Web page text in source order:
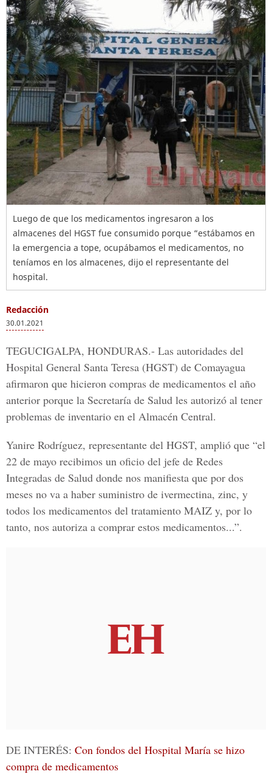
Luego de que los medicamentos ingresaron a los
almacenes del HGST fue consumido porque “estábamos en
la emergencia a tope, ocupábamos el medicamentos, no
teníamos en los almacenes, dijo el representante del
hospital.
Redacción
30.01.2021
TEGUCIGALPA, HONDURAS.- Las autoridades del
Hospital General Santa Teresa (HGST) de Comayagua
afirmaron que hicieron compras de medicamentos el año
anterior porque la Secretaría de Salud les autorizó al tener
problemas de inventario en el Almacén Central.
Yanire Rodríguez, representante del HGST, amplió que “el
22 de mayo recibimos un oficio del jefe de Redes
Integradas de Salud donde nos manifiesta que por dos
meses no va a haber suministro de ivermectina, zinc, y
todos los medicamentos del tratamiento MAIZ y, por lo
tanto, nos autoriza a comprar estos medicamentos...”.
DE INTERÉS: Con fondos del Hospital María se hizo
compra de medicamentos